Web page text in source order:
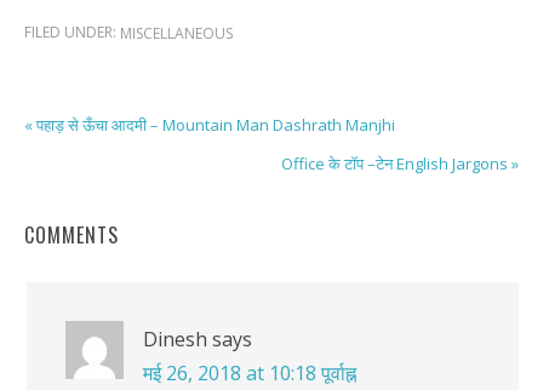
FILED UNDER: MISCELLANEOUS
« पहाड़ से ऊँचा आदमी – Mountain Man Dashrath Manjhi
Office के टॉप –टेन English Jargons »
COMMENTS
Dinesh says
मई 26, 2018 at 10:18 पूर्वाह्न